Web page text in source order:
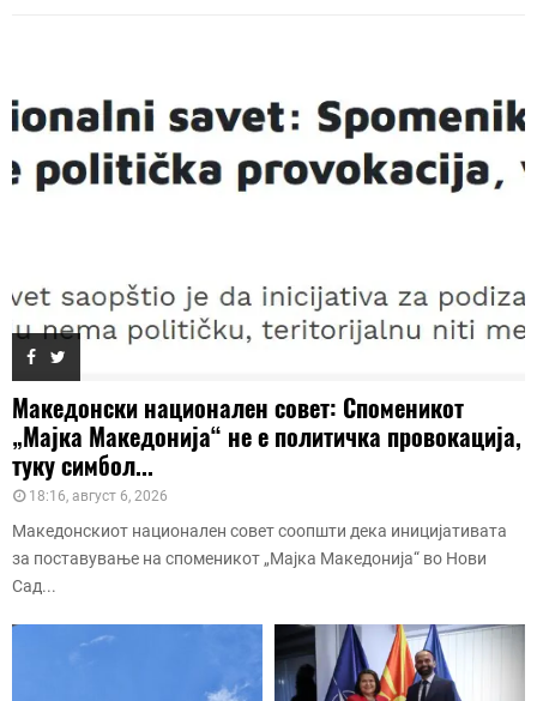
Македонски национален совет: Споменикот
„Мајка Македонија“ не е политичка провокација,
туку симбол...
18:16, август 6, 2026
Македонскиот национален совет соопшти дека иницијативата
за поставување на споменикот „Мајка Македонија“ во Нови
Сад...